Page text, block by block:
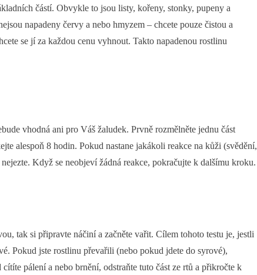
částí. Obvykle to jsou listy, kořeny, stonky, pupeny a
napadeny červy a nebo hmyzem – chcete pouze čistou a
se jí za každou cenu vyhnout. Takto napadenou rostlinu
vhodná ani pro Váš žaludek. Prvně rozmělněte jednu část
alespoň 8 hodin. Pokud nastane jakákoli reakce na kůži (svědění,
Když se neobjeví žádná reakce, pokračujte k dalšímu kroku.
tak si připravte náčiní a začněte vařit. Cílem tohoto testu je, jestli
Pokud jste rostlinu převařili (nebo pokud jdete do syrové),
pálení a nebo brnění, odstraňte tuto část ze rtů a přikročte k